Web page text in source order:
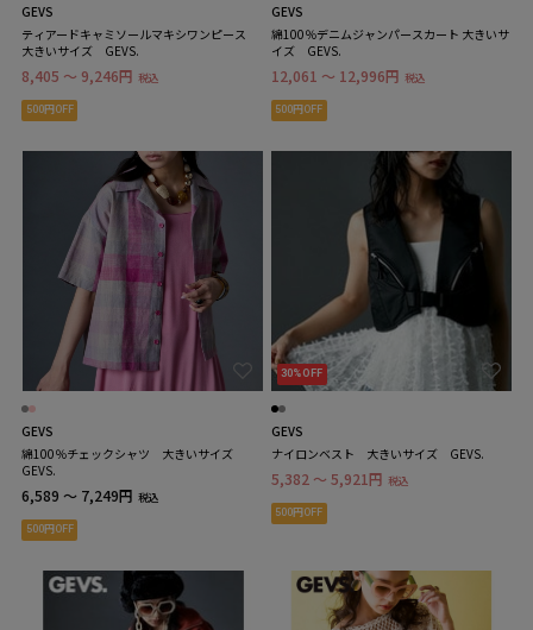
GEVS
ティアードキャミソールマキシワンピース
大きいサイズ GEVS.
8,405 ～ 9,246円 税込
500円OFF
GEVS
綿100％デニムジャンパースカート 大きいサ
イズ GEVS.
12,061 ～ 12,996円 税込
500円OFF
GEVS
綿100％チェックシャツ 大きいサイズ
GEVS.
6,589 ～ 7,249円 税込
500円OFF
30%OFF
GEVS
ナイロンベスト 大きいサイズ GEVS.
5,382 ～ 5,921円 税込
500円OFF